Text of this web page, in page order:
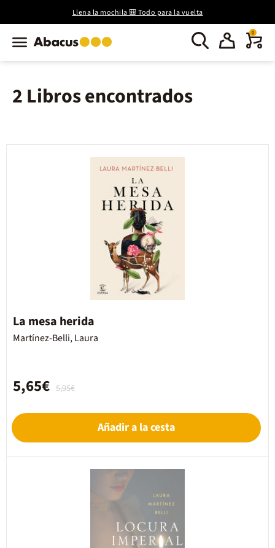
Llena la mochila 🎒 Todo para la vuelta
0
2 Libros encontrados
La mesa herida
Martínez-Belli, Laura
5,95€
5,65€
Añadir a la cesta